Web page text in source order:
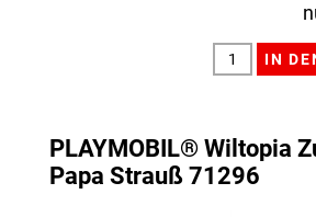
PLAYMOBIL® Wiltopia
Papa Strauß 71296